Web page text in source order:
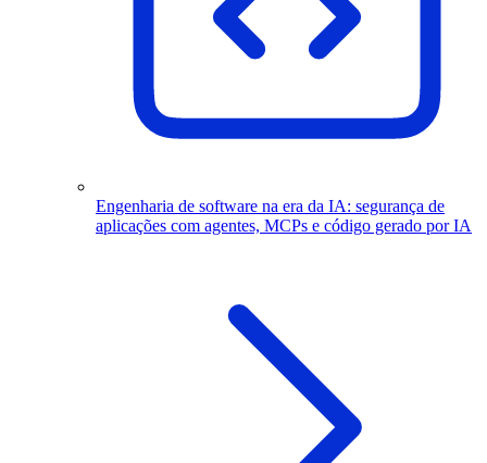
Engenharia de software na era da IA: segurança de
aplicações com agentes, MCPs e código gerado por IA